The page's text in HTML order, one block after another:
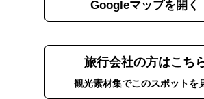
Googleマップを開く
旅行会社の方はこち
観光素材集でこのスポットを